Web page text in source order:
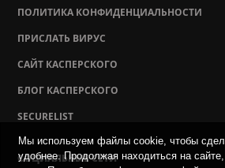
ПОЛИТИКА КОНФИДЕНЦИАЛЬНОСТИ
ПРИСЛАТЬ ВИРУС
САЙТ КАСПЕРСКОГО
БЛОГ КАСПЕРСКОГО
SECURELIST
СОЦИАЛЬНЫЕ СЕТИ
Мы используем файлы cookie, чтобы
удобнее. Продолжая находиться на